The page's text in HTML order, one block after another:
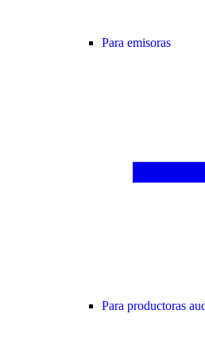
Para emisoras
Para productoras